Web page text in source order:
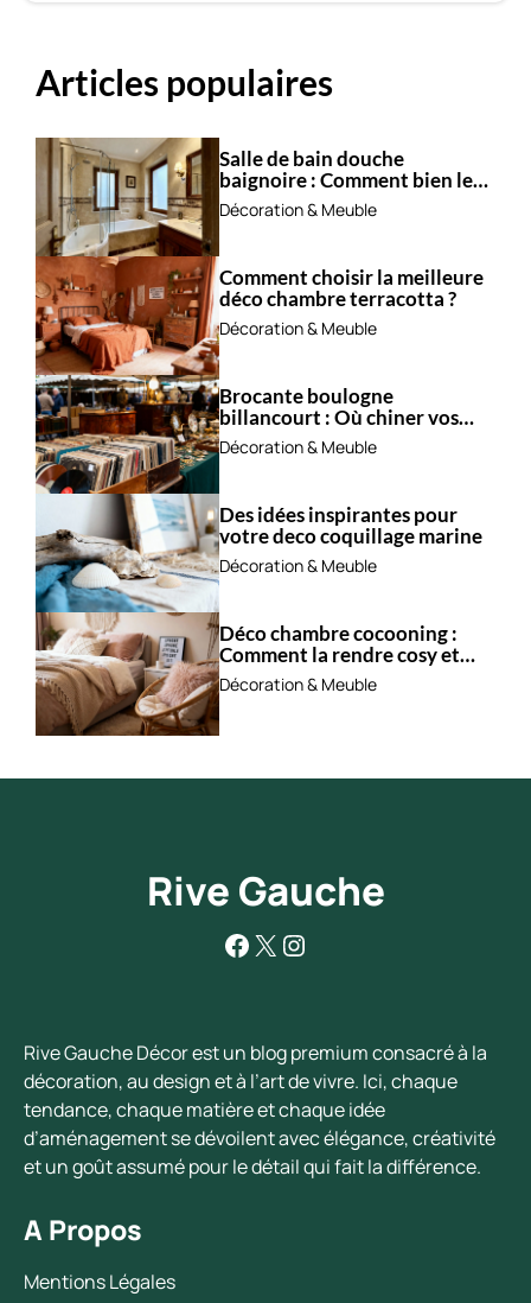
Articles populaires
Salle de bain douche
baignoire : Comment bien les
combiner ?
Décoration & Meuble
Comment choisir la meilleure
déco chambre terracotta ?
Décoration & Meuble
Brocante boulogne
billancourt : Où chiner vos
trésors ?
Décoration & Meuble
Des idées inspirantes pour
votre deco coquillage marine
Décoration & Meuble
Déco chambre cocooning :
Comment la rendre cosy et
apaisante ?
Décoration & Meuble
Rive Gauche
Facebook
X Instagram
Rive Gauche Décor est un blog premium consacré à la
décoration, au design et à l’art de vivre. Ici, chaque
tendance, chaque matière et chaque idée
d’aménagement se dévoilent avec élégance, créativité
et un goût assumé pour le détail qui fait la différence.
A Propos
Mentions Légales